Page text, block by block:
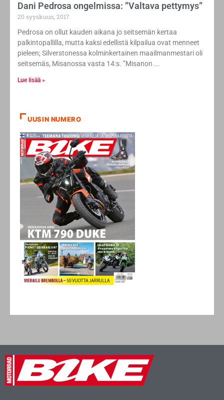
​Dani Pedrosa ongelmissa: ”Valtava pettymys”
20 syyskuun, 2017
Pedrosa on ollut kauden aikana jo seitsemän kertaa
palkintopallilla, mutta kaksi edellistä kilpailua ovat menneet
pieleen; Silverstonessa kolminkertainen maailmanmestari oli
seitsemäs, Misanossa vasta 14:s. ”Misanon
Lue lisää »
UUSIN NUMERO